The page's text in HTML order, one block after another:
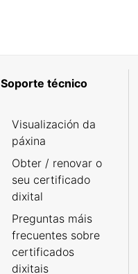
Soporte técnico
Visualización da
páxina
Obter / renovar o
seu certificado
dixital
Preguntas máis
frecuentes sobre
certificados
dixitais